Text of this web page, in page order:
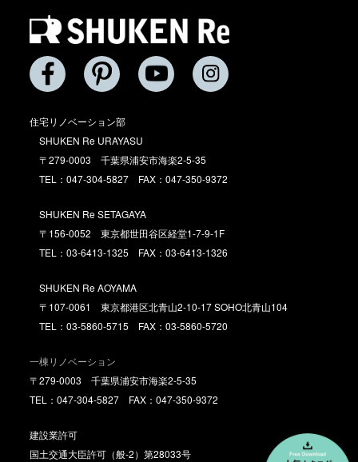
住宅リノベーション部
SHUKEN Re URAYASU
〒279-0003 千葉県浦安市海楽2-5-35
TEL：047-304-5827 FAX：047-350-9372
SHUKEN Re SETAGAYA
〒156-0052 東京都世田谷区経堂1-7-9-1F
TEL：03-6413-1325 FAX：03-6413-1326
SHUKEN Re AOYAMA
〒107-0061 東京都港区北青山2-10-17 SOHO北青山104
TEL：03-5860-5715 FAX：03-5860-5720
一棟リノベーション
〒279-0003 千葉県浦安市海楽2-5-35
TEL：047-304-5827 FAX：047-350-9372
建設業許可
国土交通大臣許可（般-2）第28033号